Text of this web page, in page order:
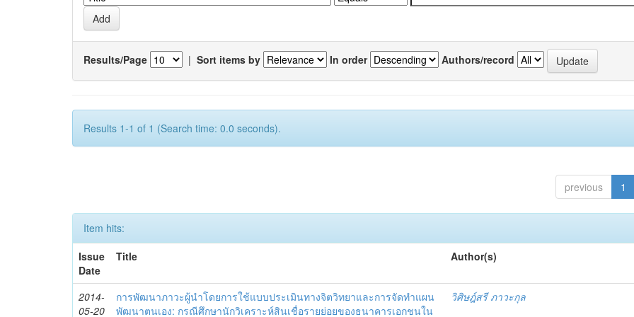
Results/Page | Sort items by In order Authors/record
Results 1-1 of 1 (Search time: 0.0 seconds).
previous 1
Item hits:
Issue
Date
Title Author(s)
2014-
05-20
การพัฒนาภาวะผู้นำโดยการใช้แบบประเมินทางจิตวิทยาและการจัดทำแผน
พัฒนาตนเอง: กรณีศึกษานักวิเคราะห์สินเชื่อรายย่อยของธนาคารเอกชนใน
วิศิษฎ์สรี ภาวะกุล